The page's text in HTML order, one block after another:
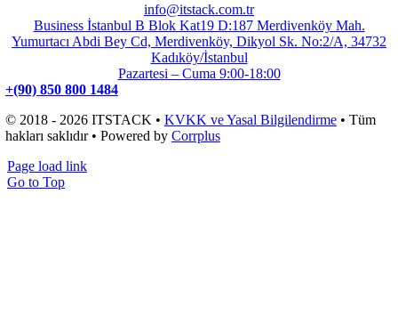
info@itstack.com.tr
Business İstanbul B Blok Kat19 D:187 Merdivenköy Mah.
Yumurtacı Abdi Bey Cd, Merdivenköy, Dikyol Sk. No:2/A, 34732
Kadıköy/İstanbul
Pazartesi – Cuma 9:00-18:00
+(90) 850 800 1484
© 2018 - 2026 ITSTACK • KVKK ve Yasal Bilgilendirme• Tüm
hakları saklıdır • Powered by Corrplus
Page load link
Go to Top